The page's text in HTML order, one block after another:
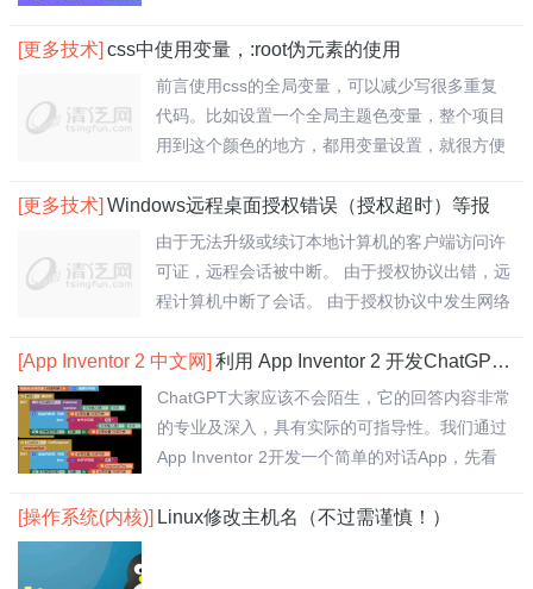
[更多技术] css中使用变量，:root伪元素的使用
前言使用css的全局变量，可以减少写很多重复
代码。比如设置一个全局主题色变量，整个项目
用到这个颜色的地方，都用变量设置，就很方便
[更多技术] Windows远程桌面授权错误（授权超时）等报
由于无法升级或续订本地计算机的客户端访问许
可证，远程会话被中断。 由于授权协议出错，远
程计算机中断了会话。 由于授权协议中发生网络
[App Inventor 2 中文网] 利用 App Inventor 2 开发ChatGPT应用
ChatGPT大家应该不会陌生，它的回答内容非常
的专业及深入，具有实际的可指导性。我们通过
App Inventor 2开发一个简单的对话App，先看
[操作系统(内核)] Linux修改主机名（不过需谨慎！）